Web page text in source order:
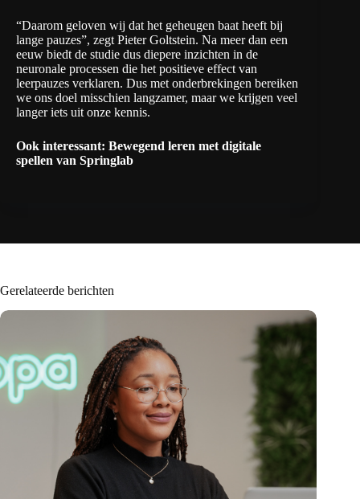
“Daarom geloven wij dat het geheugen baat heeft bij
lange pauzes”, zegt Pieter Goltstein. Na meer dan een
eeuw biedt de studie dus diepere inzichten in de
neuronale processen die het positieve effect van
leerpauzes verklaren. Dus met onderbrekingen bereiken
we ons doel misschien langzamer, maar we krijgen veel
langer iets uit onze kennis.
Ook interessant: Bewegend leren met digitale
spellen van Springlab
Gerelateerde berichten